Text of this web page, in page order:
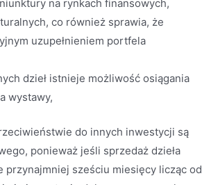
na rynkach finansowych,
co również sprawia, że
uzupełnieniem portfela
dzieł istnieje możliwość osiągania
wystawy,
do innych inwestycji są
ponieważ jeśli sprzedaż dzieła
przynajmniej sześciu miesięcy licząc od